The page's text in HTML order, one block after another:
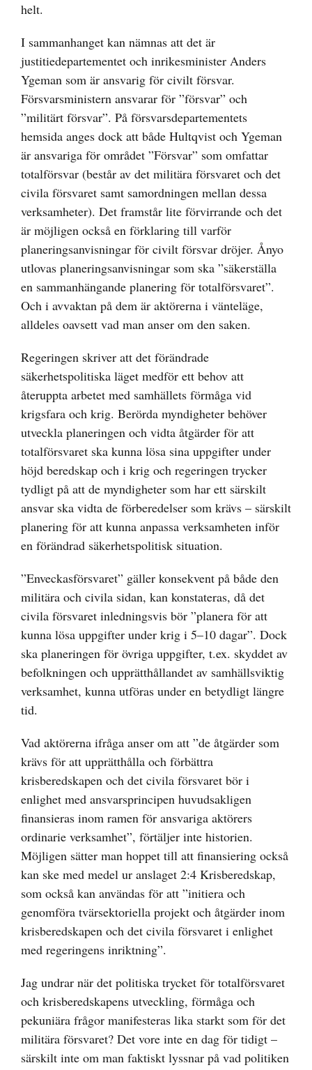
helt.
I sammanhanget kan nämnas att det är
justitiedepartementet och inrikesminister Anders
Ygeman som är ansvarig för civilt försvar.
Försvarsministern ansvarar för ”försvar” och
”militärt försvar”. På försvarsdepartementets
hemsida anges dock att både Hultqvist och Ygeman
är ansvariga för området ”Försvar” som omfattar
totalförsvar (består av det militära försvaret och det
civila försvaret samt samordningen mellan dessa
verksamheter). Det framstår lite förvirrande och det
är möjligen också en förklaring till varför
planeringsanvisningar för civilt försvar dröjer. Ånyo
utlovas planeringsanvisningar som ska ”säkerställa
en sammanhängande planering för totalförsvaret”.
Och i avvaktan på dem är aktörerna i vänteläge,
alldeles oavsett vad man anser om den saken.
Regeringen skriver att det förändrade
säkerhetspolitiska läget medför ett behov att
återuppta arbetet med samhällets förmåga vid
krigsfara och krig. Berörda myndigheter behöver
utveckla planeringen och vidta åtgärder för att
totalförsvaret ska kunna lösa sina uppgifter under
höjd beredskap och i krig och regeringen trycker
tydligt på att de myndigheter som har ett särskilt
ansvar ska vidta de förberedelser som krävs – särskilt
planering för att kunna anpassa verksamheten inför
en förändrad säkerhetspolitisk situation.
”Enveckasförsvaret” gäller konsekvent på både den
militära och civila sidan, kan konstateras, då det
civila försvaret inledningsvis bör ”planera för att
kunna lösa uppgifter under krig i 5–10 dagar”. Dock
ska planeringen för övriga uppgifter, t.ex. skyddet av
befolkningen och upprätthållandet av samhällsviktig
verksamhet, kunna utföras under en betydligt längre
tid.
Vad aktörerna ifråga anser om att ”de åtgärder som
krävs för att upprätthålla och förbättra
krisberedskapen och det civila försvaret bör i
enlighet med ansvarsprincipen huvudsakligen
finansieras inom ramen för ansvariga aktörers
ordinarie verksamhet”, förtäljer inte historien.
Möjligen sätter man hoppet till att finansiering också
kan ske med medel ur anslaget 2:4 Krisberedskap,
som också kan användas för att ”initiera och
genomföra tvärsektoriella projekt och åtgärder inom
krisberedskapen och det civila försvaret i enlighet
med regeringens inriktning”.
Jag undrar när det politiska trycket för totalförsvaret
och krisberedskapens utveckling, förmåga och
pekuniära frågor manifesteras lika starkt som för det
militära försvaret? Det vore inte en dag för tidigt –
särskilt inte om man faktiskt lyssnar på vad politiken